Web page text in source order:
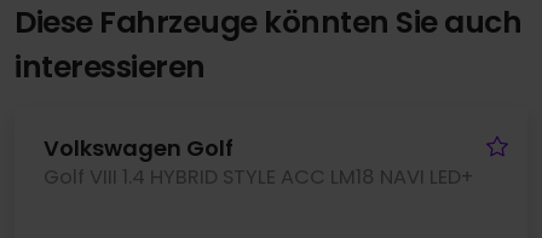
Diese Fahrzeuge könnten Sie auch
interessieren
Volkswagen Golf
Golf VIII 1.4 HYBRID STYLE ACC LM18 NAVI LED+